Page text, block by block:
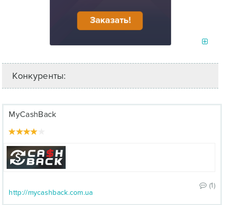
Конкуренты:
MyCashBack
(1)
http://mycashback.com.ua